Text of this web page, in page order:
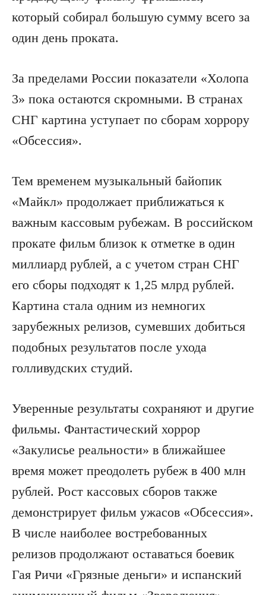
который собирал большую сумму всего за
один день проката.
За пределами России показатели «Холопа
3» пока остаются скромными. В странах
СНГ картина уступает по сборам хоррору
«Обсессия».
Тем временем музыкальный байопик
«Майкл» продолжает приближаться к
важным кассовым рубежам. В российском
прокате фильм близок к отметке в один
миллиард рублей, а с учетом стран СНГ
его сборы подходят к 1,25 млрд рублей.
Картина стала одним из немногих
зарубежных релизов, сумевших добиться
подобных результатов после ухода
голливудских студий.
Уверенные результаты сохраняют и другие
фильмы. Фантастический хоррор
«Закулисье реальности» в ближайшее
время может преодолеть рубеж в 400 млн
рублей. Рост кассовых сборов также
демонстрирует фильм ужасов «Обсессия».
В числе наиболее востребованных
релизов продолжают оставаться боевик
Гая Ричи «Грязные деньги» и испанский